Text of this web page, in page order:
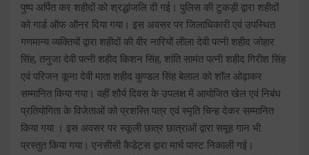
पुष्प अर्पित कर शहीदों को श्रद्धांजलि दी गई। पुलिस की टुकड़ी द्वारा शहीदों
को गार्ड ऑफ ऑनर दिया गया। इस अवसर पर जिलाधिकारी एवं उपस्थित
गणमान्य व्यक्तियों द्वारा शहीदों की वीर नारियों लीला देवी पत्नी शहीद जोहार
सिंह, तनुजा देवी पत्नी शहीद किशन सिंह, शांति सामंत पत्नी शहीद गिरीश सिंह
एवं परिजन कूना देवी माता शहीद कुण्डल सिंह बेलाल को शॉल ओढ़ाकर
सम्मानित किया गया। वहीं शौर्य दिवस के उपलक्ष में आयोजित खेल एवं निबंध
प्रतियोगिता के विजेताओं को प्रशस्ति पत्र एवं स्मृति चिन्ह देकर सम्मानित
किया गया । इस अवसर पर स्कूली छात्र छात्राओं द्वारा समूह गान भी
प्रस्तुत किया गया। एनसीसी कैडेट्स द्वारा मार्च पास्ट निकाली गई।